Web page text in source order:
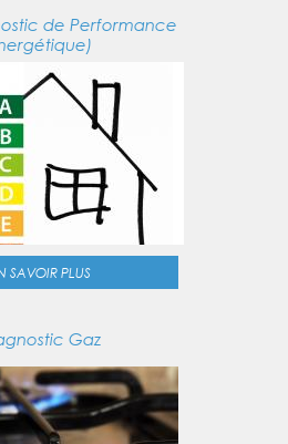
de Performance
EN SAVOIR PLUS
Gaz